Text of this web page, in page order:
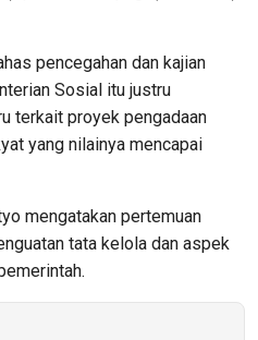
pencegahan dan kajian
Sosial itu justru
terkait proyek pengadaan
yang nilainya mencapai
mengatakan pertemuan
tata kelola dan aspek